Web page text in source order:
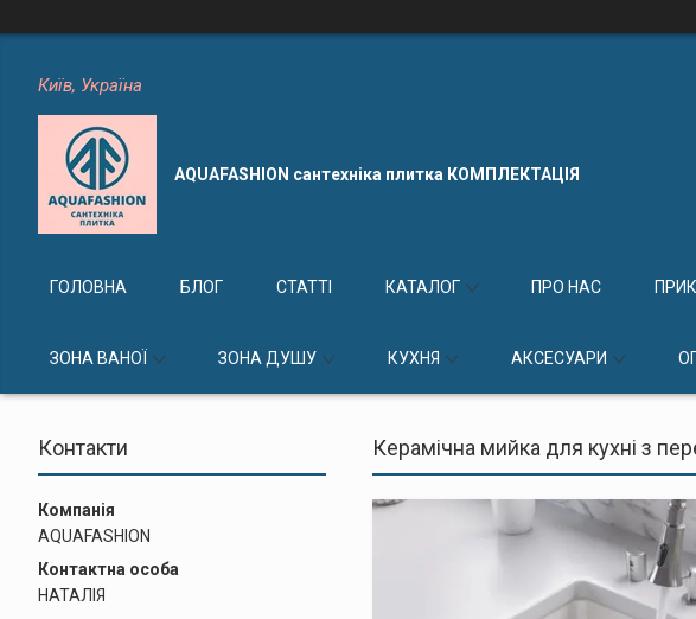
Київ, Україна
AQUAFASHION сантехніка плитка КОМПЛЕКТАЦІЯ
ГОЛОВНА БЛОГ СТАТТІ КАТАЛОГ ПРО НАС
ЗОНА ВАНОЇ ЗОНА ДУШУ КУХНЯ АКСЕСУАРИ
Контакти
AQUAFASHION
НАТАЛІЯ
Керамічна мийка для кухні з